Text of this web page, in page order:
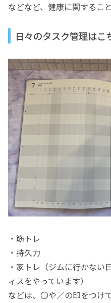
などなど、健康に関するこ
日々のタスク管理はこ
・筋トレ
・持久力
・家トレ（ジムに行かな
ィスをやっています）
などは、〇や／の印をつけ